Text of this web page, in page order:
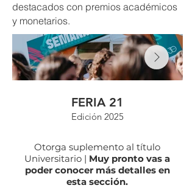
destacados con premios académicos
y monetarios.
FERIA 21
Edición 2025
Otorga suplemento al título
Universitario | Muy pronto vas a
poder conocer más detalles en
esta sección.